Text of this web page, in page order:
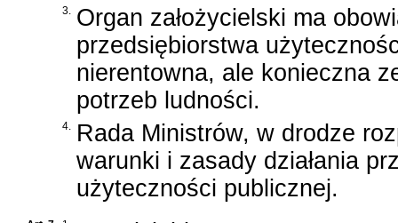
3. Organ założycielski ma
przedsiębiorstwa
nierentowna, ale konieczna
potrzeb ludności.
4. Rada Ministrów, w drodze
warunki i zasady działania
użyteczności publicznej.